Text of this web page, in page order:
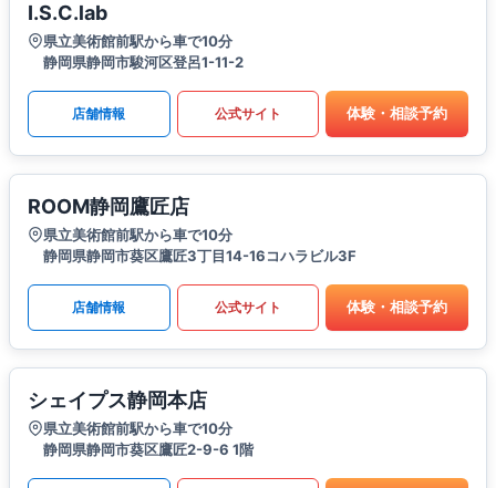
I.S.C.lab
県立美術館前駅から車で10分
静岡県静岡市駿河区登呂1-11-2
店舗情報 公式サイト 体験・相談予約
ROOM静岡鷹匠店
県立美術館前駅から車で10分
静岡県静岡市葵区鷹匠3丁目14-16コハラビル3F
店舗情報 公式サイト 体験・相談予約
シェイプス静岡本店
県立美術館前駅から車で10分
静岡県静岡市葵区鷹匠2-9-6 1階